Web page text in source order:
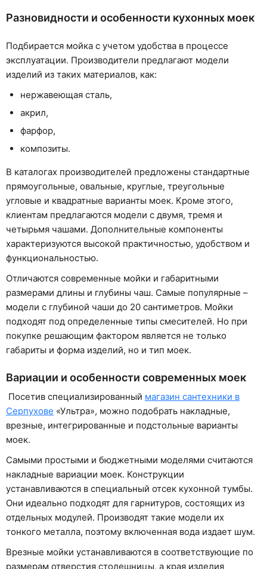
Разновидности и особенности кухонных моек
Подбирается мойка с учетом удобства в процессе
эксплуатации. Производители предлагают модели
изделий из таких материалов, как:
нержавеющая сталь,
акрил,
фарфор,
композиты.
В каталогах производителей предложены стандартные
прямоугольные, овальные, круглые, треугольные
угловые и квадратные варианты моек. Кроме этого,
клиентам предлагаются модели с двумя, тремя и
четырьмя чашами. Дополнительные компоненты
характеризуются высокой практичностью, удобством и
функциональностью.
Отличаются современные мойки и габаритными
размерами длины и глубины чаш. Самые популярные –
модели с глубиной чаши до 20 сантиметров. Мойки
подходят под определенные типы смесителей. Но при
покупке решающим фактором является не только
габариты и форма изделий, но и тип моек.
Вариации и особенности современных моек
Посетив специализированный магазин сантехники в
Серпухове «Ультра», можно подобрать накладные,
врезные, интегрированные и подстольные варианты
моек.
Самыми простыми и бюджетными моделями считаются
накладные вариации моек. Конструкции
устанавливаются в специальный отсек кухонной тумбы.
Они идеально подходят для гарнитуров, состоящих из
отдельных модулей. Производят такие модели их
тонкого металла, поэтому включенная вода издает шум.
Врезные мойки устанавливаются в соответствующие по
размерам отверстия столешницы, а края изделия